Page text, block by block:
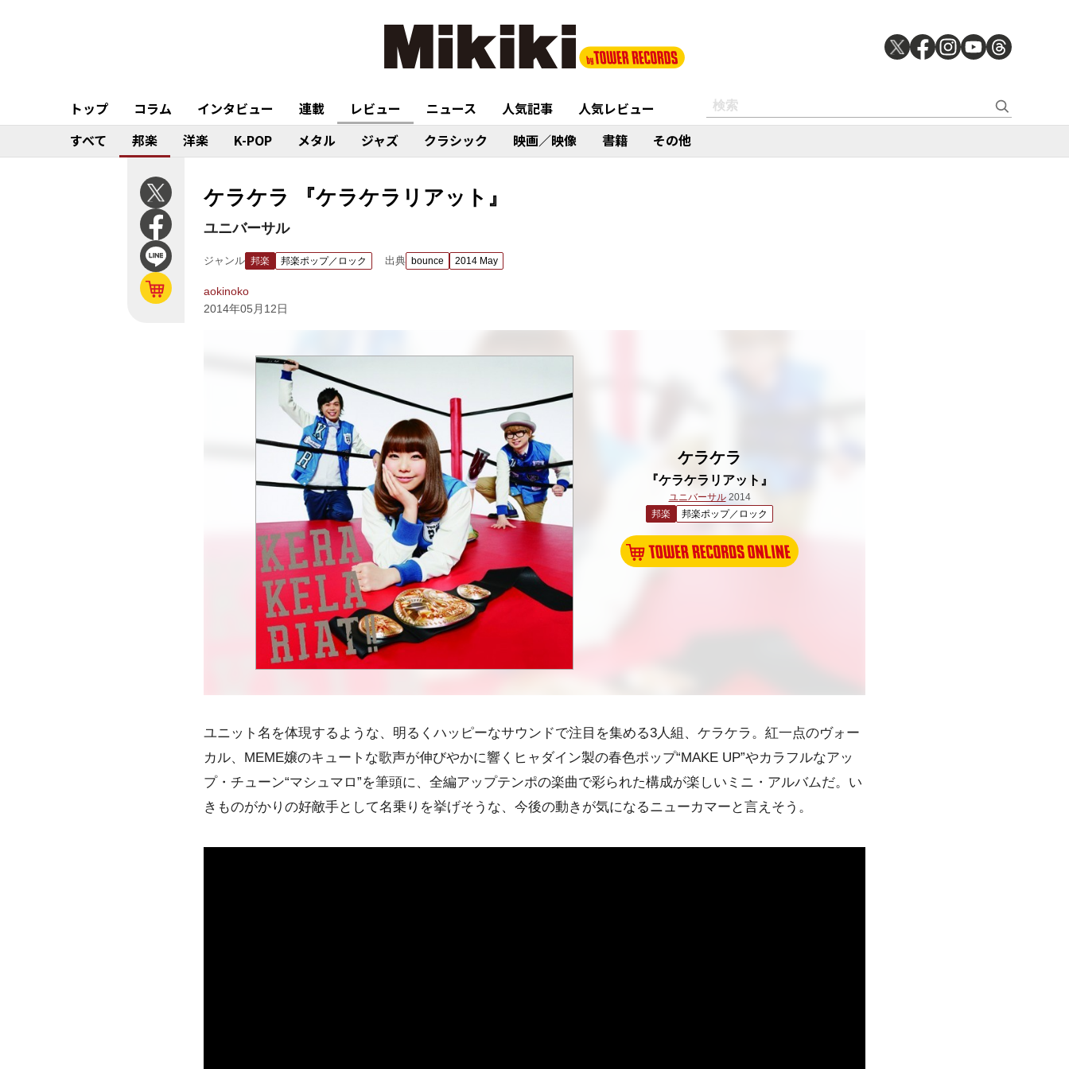
トップ コラム インタビュー 連載 レビュー ニュース 人気記事
人気レビュー
すべて
邦楽 洋楽 K-POP メタル ジャズ クラシック 映画／映像 書籍 その他
ケラケラ 『ケラケラリアット』
ユニバーサル
ジャンル 邦楽 邦楽ポップ／ロック 出典 bounce 2014 May
aokinoko
2014年05月12日
ケラケラ
『ケラケラリアット』
ユニバーサル2014
邦楽
邦楽ポップ／ロック
ユニット名を体現するような、明るくハッピーなサウンドで注目を集める3人組、 ケラケラ 。 紅一点のヴォー
カル、 MEME嬢のキュートな歌声が伸びやかに響く ヒャダイン製の春色ポップ“MAKE UP”やカラフルなアッ
プ・チューン“マシュマロ”を筆頭に、全編アップテンポの楽曲で彩られた構成が楽しいミニ・アルバムだ。 い
きものがかり の好敵手として名乗りを挙げそうな、今後の動きが気になるニューカマーと言えそう。